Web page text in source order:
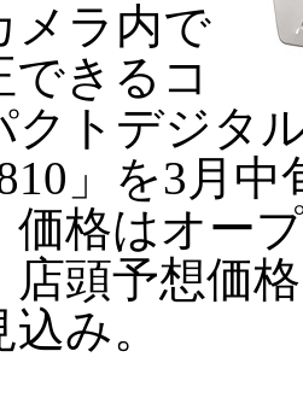
メラ内で
できるコ
クトデジタ
」を3月
価格はオー
店頭予想価
み。